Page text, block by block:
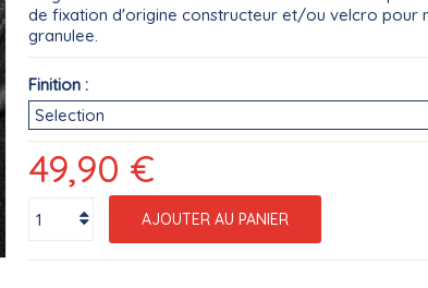
de fixation d'origine constructeur et/ou velcro pour
granulee.
Finition :
49,90 €
AJOUTER AU PANIER